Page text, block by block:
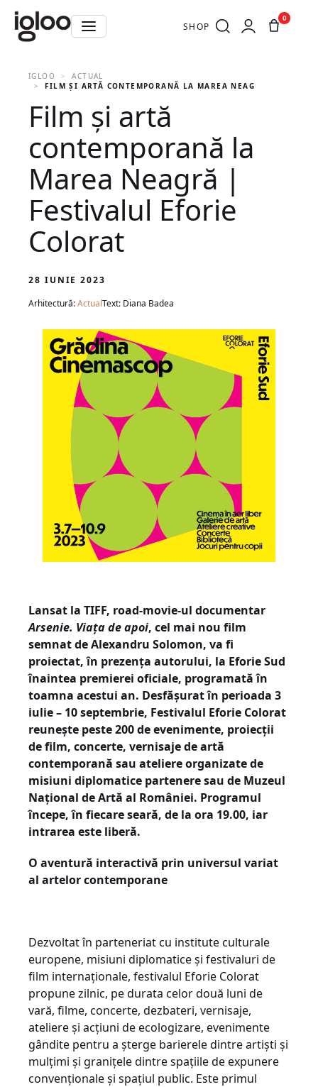
SHOP
0
IGLOO
ACTUAL
FILM ȘI ARTĂ CONTEMPORANĂ LA MAREA NEAGRĂ |
Film și artă
contemporană la
Marea Neagră |
Festivalul Eforie
Colorat
28 IUNIE 2023
Arhitectură:ActualText: Diana Badea
Lansat la TIFF, road-movie-ul documentar
Arsenie. Viața de apoi, cel mai nou film
semnat de Alexandru Solomon, va fi
proiectat, în prezența autorului, la Eforie Sud
înaintea premierei oficiale, programată în
toamna acestui an. Desfășurat în perioada 3
iulie – 10 septembrie, Festivalul Eforie Colorat
reunește peste 200 de evenimente, proiecții
de film, concerte, vernisaje de artă
contemporană sau ateliere organizate de
misiuni diplomatice partenere sau de Muzeul
Național de Artă al României. Programul
începe, în fiecare seară, de la ora 19.00, iar
intrarea este liberă.
O aventură interactivă prin universul variat
al artelor contemporane
Dezvoltat în parteneriat cu institute culturale
europene, misiuni diplomatice și festivaluri de
film internaționale, festivalul Eforie Colorat
propune zilnic, pe durata celor două luni de
vară, filme, concerte, dezbateri, vernisaje,
ateliere și acțiuni de ecologizare, evenimente
gândite pentru a șterge barierele dintre artiști și
mulțimi și granițele dintre spațiile de expunere
convenționale și spațiul public. Este primul